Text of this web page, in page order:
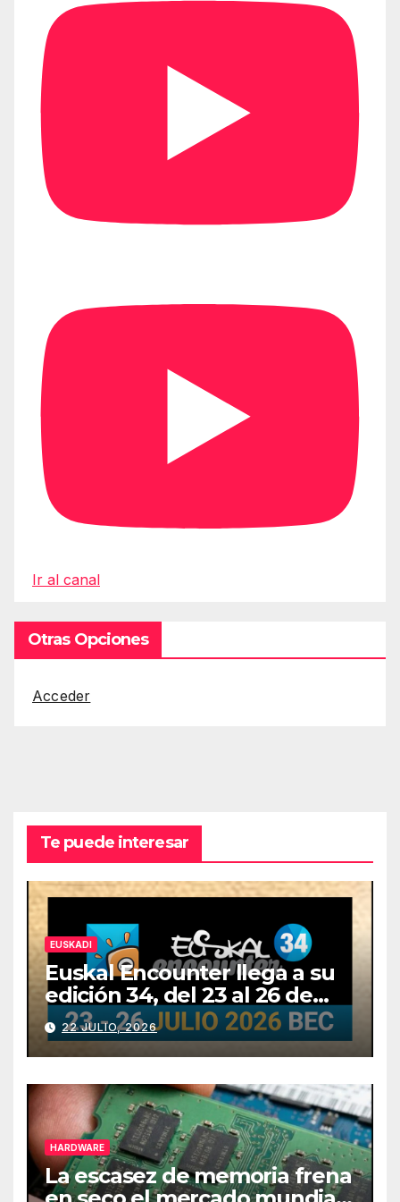
Ir al canal
Otras Opciones
Acceder
Te puede interesar
EUSKADI
Euskal Encounter llega a su
edición 34, del 23 al 26 de
julio
22 JULIO, 2026
HARDWARE
La escasez de memoria frena